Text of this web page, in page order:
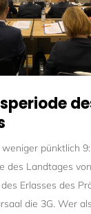
pünktlich
des Landtages
Erlasses des
die 3G. Wer